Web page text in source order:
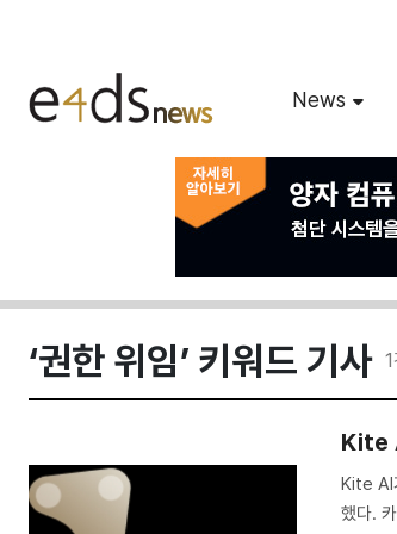
News
‘권한 위임’ 키워드 기사 1
Kite
Kite AI
했다.